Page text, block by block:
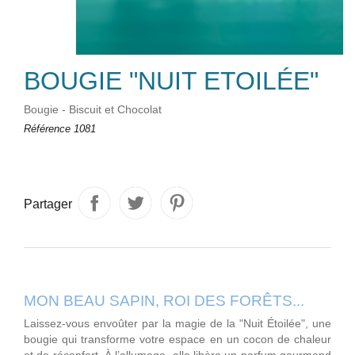
BOUGIE "NUIT ETOILÉE"
Bougie - Biscuit et Chocolat
Référence 1081
Partager
MON BEAU SAPIN, ROI DES FORÊTS...
Laissez-vous envoûter par la magie de la "Nuit Étoilée", une
bougie qui transforme votre espace en un cocon de chaleur